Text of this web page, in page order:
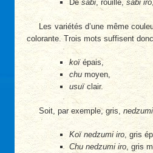
Desabi, rouille,sabi iro
Les variétés d’une même
colorante. Trois mots suffisent
koïépais,
chumoyen,
usuïclair.
Soit, par exemple, gris,
Koï nedzumi iro, gris
Chu nedzumi iro, gris